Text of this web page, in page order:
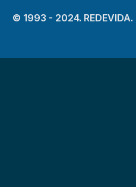
© 1993 - 2024.